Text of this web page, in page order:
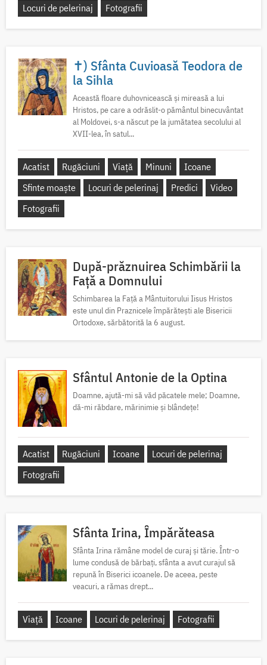
Locuri de pelerinaj
Fotografii
✝) Sfânta Cuvioasă Teodora de
la Sihla
Această floare duhovnicească și mireasă a lui
Hristos, pe care a odrăslit-o pământul binecuvântat
al Moldovei, s-a născut pe la jumătatea secolului al
XVII-lea, în satul...
Acatist Rugăciuni Viață Minuni
Icoane
Sfinte moaște
Locuri de pelerinaj Predici
Video
Fotografii
După-prăznuirea Schimbării la
Față a Domnului
Schimbarea la Față a Mântuitorului Iisus Hristos
este unul din Praznicele împărătești ale Bisericii
Ortodoxe, sărbătorită la 6 august.
Sfântul Antonie de la Optina
Doamne, ajută-mi să văd păcatele mele; Doamne,
dă-mi răbdare, mărinimie şi blândeţe!
Acatist Rugăciuni Icoane
Locuri de pelerinaj
Fotografii
Sfânta Irina, Împărăteasa
Sfânta Irina rămâne model de curaj și tărie. Într-o
lume condusă de bărbați, sfânta a avut curajul să
repună în Biserici icoanele. De aceea, peste
veacuri, a rămas drept...
Viață Icoane Locuri de pelerinaj Fotografii